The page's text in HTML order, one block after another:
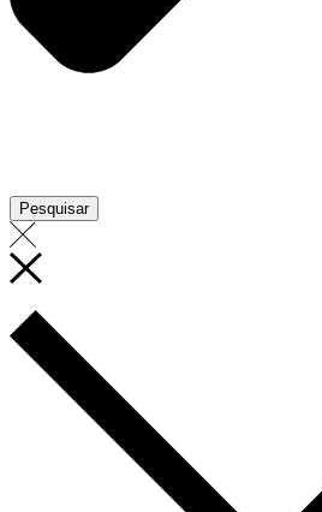
Pesquisar